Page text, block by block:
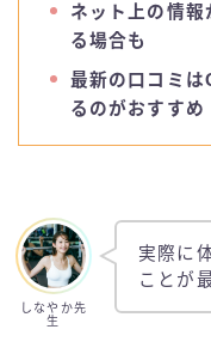
ネット上の情報
る場合も
最新の口コミ
るのがおすすめ
しなやか先
生
実際に
ことが